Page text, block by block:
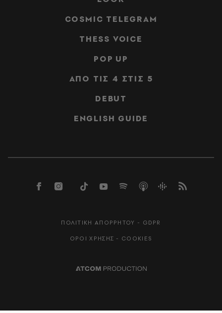
COSMIC TELEGRAM
THESS VOICE
POP UP
ΑΠΟ ΤΙΣ 4 ΣΤΙΣ 5
DEBUT
ENGLISH GUIDE
ΠΟΛΙΤΙΚΗ ΑΠΟΡΡΗΤΟΥ - GDPR
ΟΡΟΙ ΧΡΗΣΗΣ - COOKIES